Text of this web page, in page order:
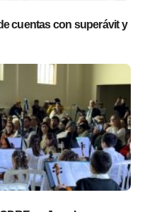
cuentas con superávit y